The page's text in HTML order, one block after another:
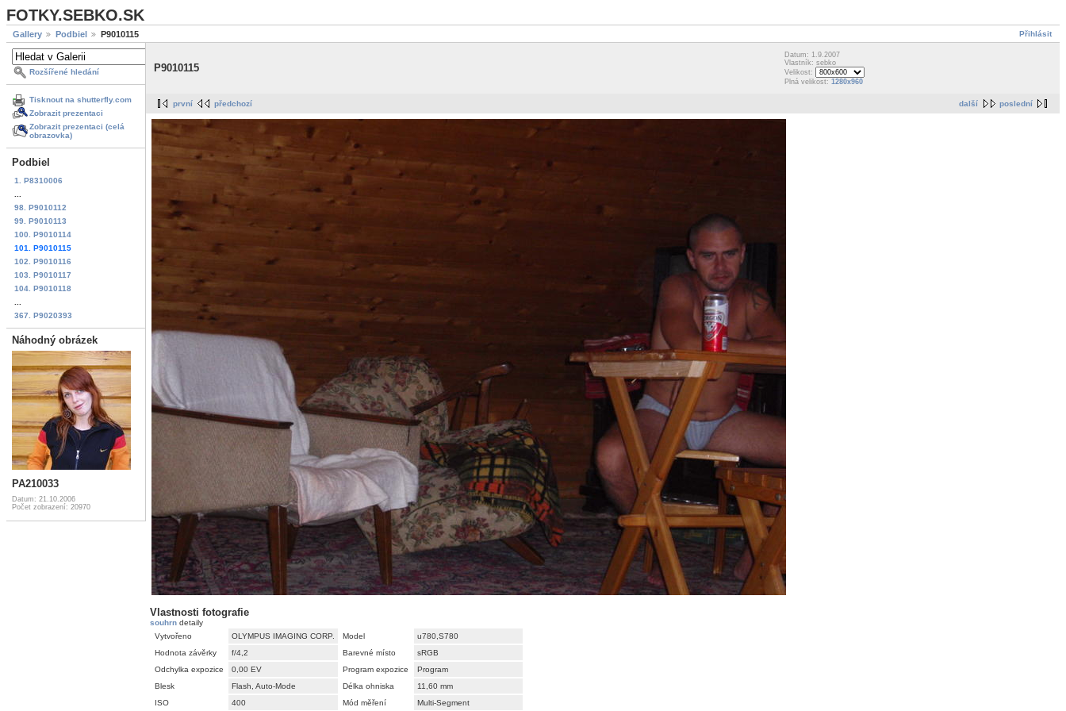
FOTKY.SEBKO.SK
Přihlásit
Gallery Podbiel P9010115
Rozšířené hledání
Tisknout na shutterfly.com
Zobrazit prezentaci
Zobrazit prezentaci (celá
obrazovka)
Podbiel
1. P8310006
98. P9010112
99. P9010113
100. P9010114
101. P9010115
102. P9010116
103. P9010117
104. P9010118
367. P9020393
Náhodný obrázek
PA210033
Datum: 21.10.2006
Počet zobrazení: 20970
P9010115
Datum: 1.9.2007
Vlastník: sebko
Velikost:
Plná velikost: 1280x960
další poslední
první předchozí
Vlastnosti fotografie
souhrn detaily
Vytvořeno
OLYMPUS IMAGING CORP. Model
u780,S780
Hodnota závěrky
f/4,2 Barevné místo
sRGB
Odchylka expozice
0,00 EV Program expozice
Program
Blesk
Flash, Auto-Mode Délka ohniska
11,60 mm
ISO
400 Mód měření Multi-Segment